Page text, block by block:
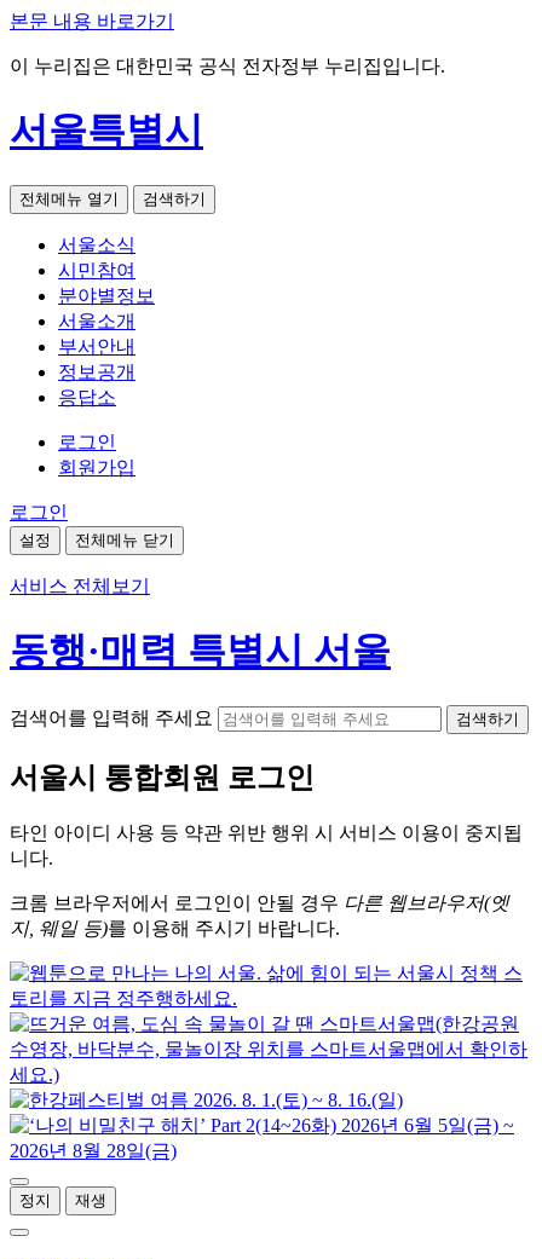
본문 내용 바로가기
이 누리집은 대한민국 공식 전자정부 누리집입니다.
서울특별시
전체메뉴 열기 검색하기
서울소식
시민참여
분야별정보
서울소개
부서안내
정보공개
응답소
로그인
회원가입
로그인
설정 전체메뉴 닫기
서비스 전체보기
동행·매력 특별시 서울
검색어를 입력해 주세요 검색하기
서울시 통합회원 로그인
타인 아이디 사용 등 약관 위반 행위 시 서비스 이용이 중지됩
니다.
크롬 브라우저에서 로그인이 안될 경우 다른 웹브라우저(엣
지, 웨일 등)를 이용해 주시기 바랍니다.
정지 재생